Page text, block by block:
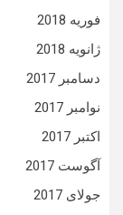
فوریه 2018
ژانویه 2018
دسامبر 2017
نوامبر 2017
اکتبر 2017
آگوست 2017
جولای 2017